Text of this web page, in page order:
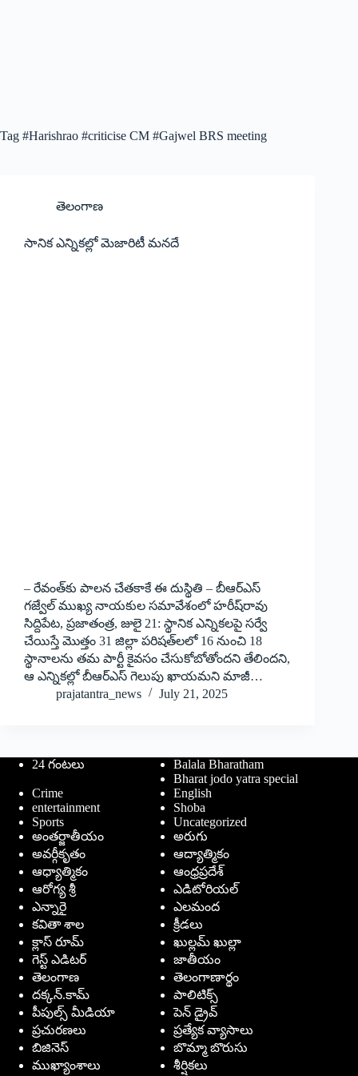
Tag #Harishrao #criticise CM #Gajwel BRS meeting
తెలంగాణ
సానిక ఎన్నికల్లో మెజారిటీ మనదే
– రేవంత్‌కు పాలన చేతకాకే ఈ దుస్థితి – బీఆర్‌ఎస్‌
గజ్వేల్‌ ముఖ్య నాయకుల సమావేశంలో హరీష్‌రావు
సిద్దిపేట, ప్రజాతంత్ర, జులై 21: స్థానిక ఎన్నికలపై సర్వే
చేయిస్తే మొత్తం 31 జిల్లా పరిషత్‌లలో 16 నుంచి 18
స్థానాలను తమ పార్టీ కైవసం చేసుకోబోతోందని తేలిందని,
ఆ ఎన్నికల్లో బీఆర్‌ఎస్‌ గెలుపు ఖాయమని మాజీ…
prajatantra_news
July 21, 2025
24 గంటలు
Balala Bharatham
Bharat jodo yatra special
Crime
English
entertainment
Shoba
Sports
Uncategorized
అంతర్జాతీయం
అరుగు
అవర్గీకృతం
ఆద్యాత్మికం
ఆధ్యాత్మికం
ఆంధ్రప్రదేశ్
ఆరోగ్య శ్రీ
ఎడిటోరియల్
ఎన్నారై
ఎలమంద
కవితా శాల
క్రీడలు
క్లాస్ రూమ్
ఖుల్లమ్ ఖుల్లా
గెస్ట్ ఎడిటర్
జాతీయం
తెలంగాణ
తెలంగాణార్థం
దక్కన్.కామ్
పాలిటిక్స్
పీపుల్స్ ‌మీడియా
పెన్ డ్రైవ్
ప్రచురణలు
ప్రత్యేక వ్యాసాలు
బిజినెస్
బొమ్మా బొరుసు
ముఖ్యాంశాలు
శీర్షికలు